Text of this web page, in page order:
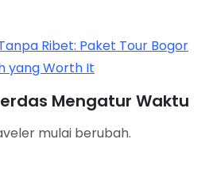
Ribet: Paket Tour Bogor
yang Worth It
Mengatur Waktu
mulai berubah.